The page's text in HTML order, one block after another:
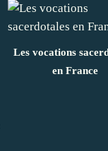
Les vocations
en France